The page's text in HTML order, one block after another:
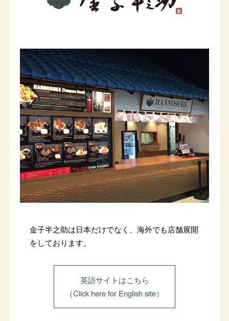
金子半之助は日本だけでなく、海外でも店舗展開
をしております。
英語サイトはこちら
（Click here for English site）